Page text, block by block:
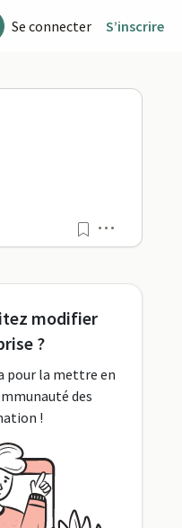
Se connecter S’inscrire
modifier
?
pour la mettre en
des
!